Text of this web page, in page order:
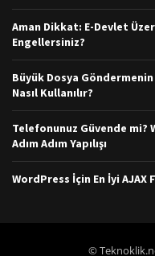
Aman Dikkat: E-Devlet
Engellersiniz?
Büyük Dosya
Nasıl Kullanılır?
Telefonunuz Güvende mi?
Adım Adım Yapılışı
WordPress İçin En İyi
©